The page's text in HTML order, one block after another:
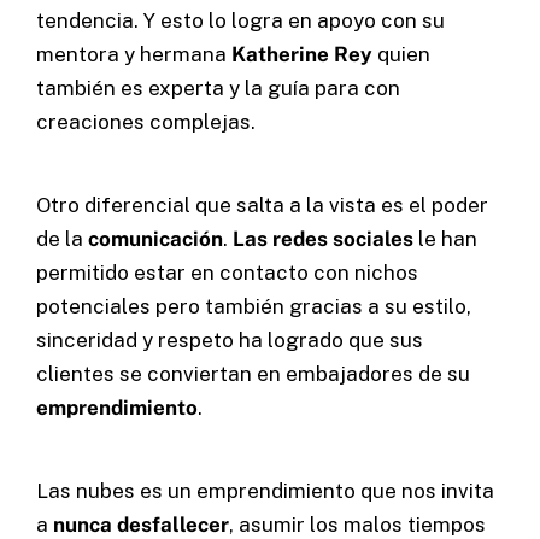
tendencia. Y esto lo logra en apoyo con su
mentora y hermana Katherine Rey quien
también es experta y la guía para con
creaciones complejas.
Otro diferencial que salta a la vista es el poder
de la comunicación. Las redes sociales le han
permitido estar en contacto con nichos
potenciales pero también gracias a su estilo,
sinceridad y respeto ha logrado que sus
clientes se conviertan en embajadores de su
emprendimiento.
Las nubes es un emprendimiento que nos invita
a nunca desfallecer, asumir los malos tiempos